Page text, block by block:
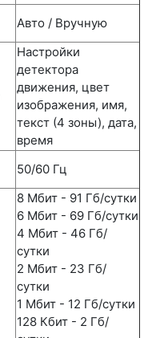
Авто / Вручную
Настройки
детектора
движения, цвет
изображения, имя,
текст (4 зоны), дата,
время
50/60 Гц
8 Мбит - 91 Гб/сутки
6 Мбит - 69 Гб/сутки
4 Мбит - 46 Гб/
сутки
2 Мбит - 23 Гб/
сутки
1 Мбит - 12 Гб/сутки
128 Кбит - 2 Гб/